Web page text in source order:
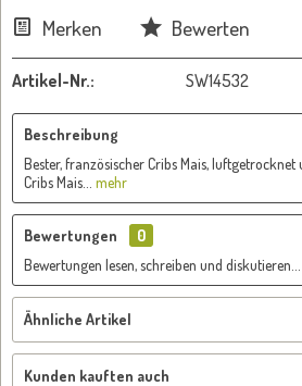
Merken Bewerten
Artikel-Nr.: SW14532
Beschreibung
Bester, französischer Cribs Mais,
Cribs Mais...
mehr
Bewertungen
0
Bewertungen lesen, schreiben und diskutieren...
Ähnliche Artikel
Kunden kauften auch